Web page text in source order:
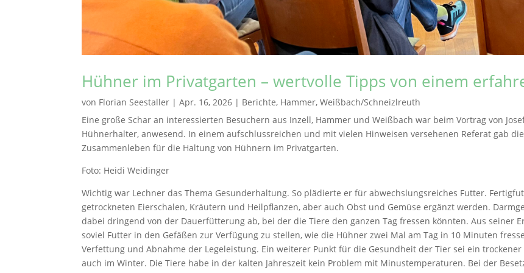
Hühner im Privatgarten – wertvolle Tipps von einem
von Florian Seestaller |Apr. 16, 2026 | Berichte, Hammer,Weißbach/Schneizlreuth
Eine große Schar an interessierten Besuchern aus Inzell, Hammer und Weißbach war beim Vortrag von
Hühnerhalter, anwesend. In einem aufschlussreichen und mit vielen Hinweisen versehenen Referat gab
Zusammenleben für die Haltung von Hühnern im Privatgarten.
Foto: Heidi Weidinger
Wichtig war Lechner das Thema Gesunderhaltung. So plädierte er für abwechslungsreiches Futter.
getrockneten Eierschalen, Kräutern und Heilpflanzen, aber auch Obst und Gemüse ergänzt werden.
dabei dringend von der Dauerfütterung ab, bei der die Tiere den ganzen Tag fressen könnten. Aus seiner
soviel Futter in den Gefäßen zur Verfügung zu stellen, wie die Hühner zwei Mal am Tag in 10 Minuten
Verfettung und Abnahme der Legeleistung. Ein weiterer Punkt für die Gesundheit der Tier sei ein
auch im Winter. Die Tiere habe in der kalten Jahreszeit kein Problem mit Minustemperaturen. Bei der